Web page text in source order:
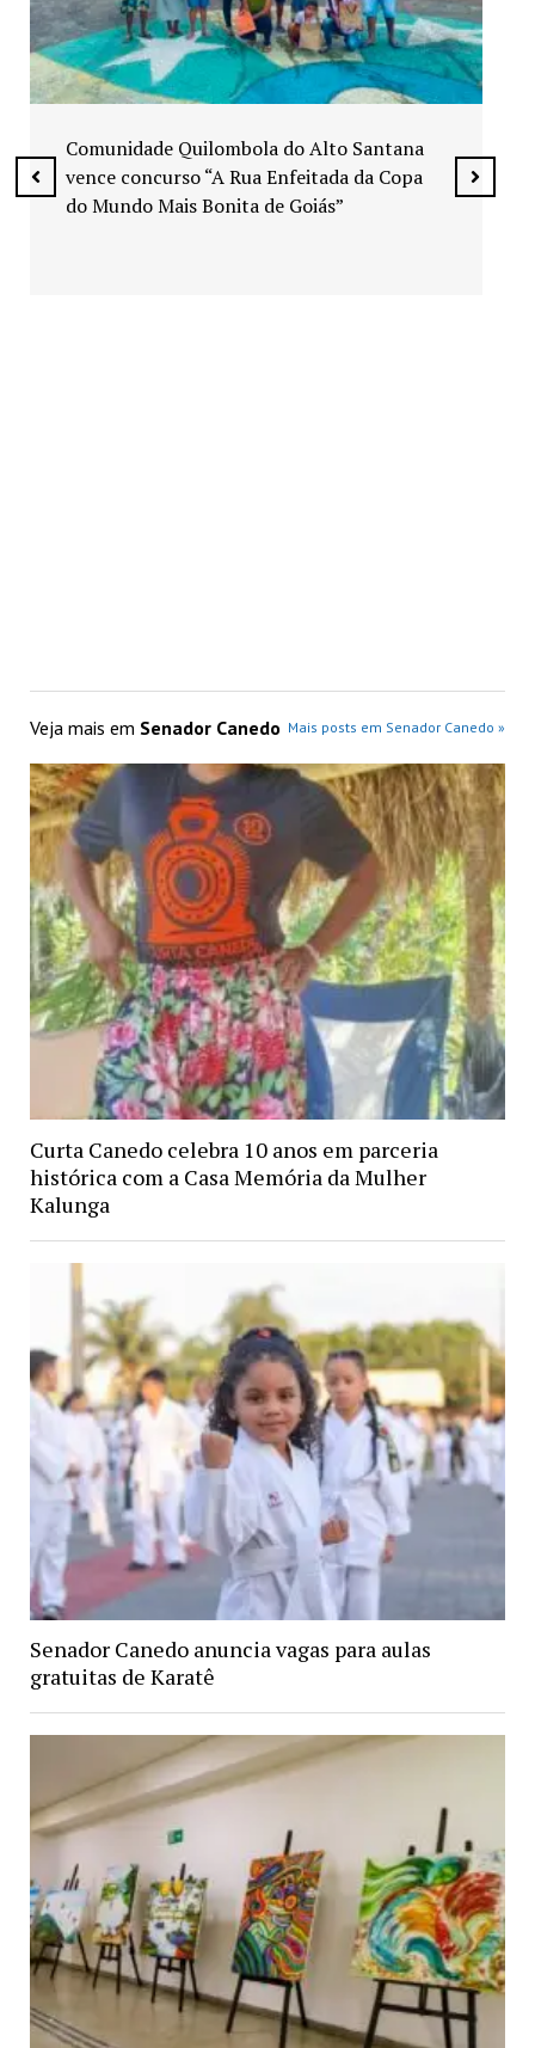
Exposição “Arte em Cores” leva pinturas a
espaços públicos de Senador Canedo
Veja mais em Senador Canedo Mais posts em Senador Canedo »
Curta Canedo celebra 10 anos em parceria
histórica com a Casa Memória da Mulher
Kalunga
Senador Canedo anuncia vagas para aulas
gratuitas de Karatê